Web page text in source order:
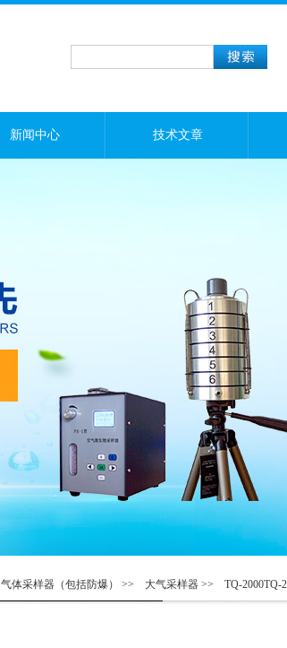
新闻中心 技术文章
气体采样器（包括防爆） >> 大气采样器 >> TQ-2000TQ-